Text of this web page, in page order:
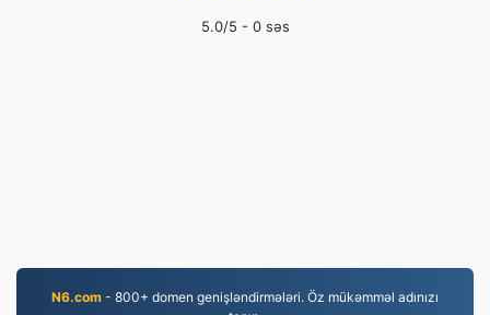
5.0/5 - 0səs
N6.com - 800+ domen genişləndirmələri. Öz mükəmməl adınızı